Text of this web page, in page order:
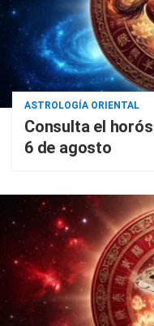
ASTROLOGÍA ORIENTAL
Consulta el
6 de agosto